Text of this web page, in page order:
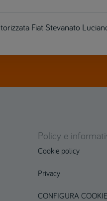
Fiat Stevanato
Policy e
Cookie policy
Privacy
CONFIGURA COOKIE